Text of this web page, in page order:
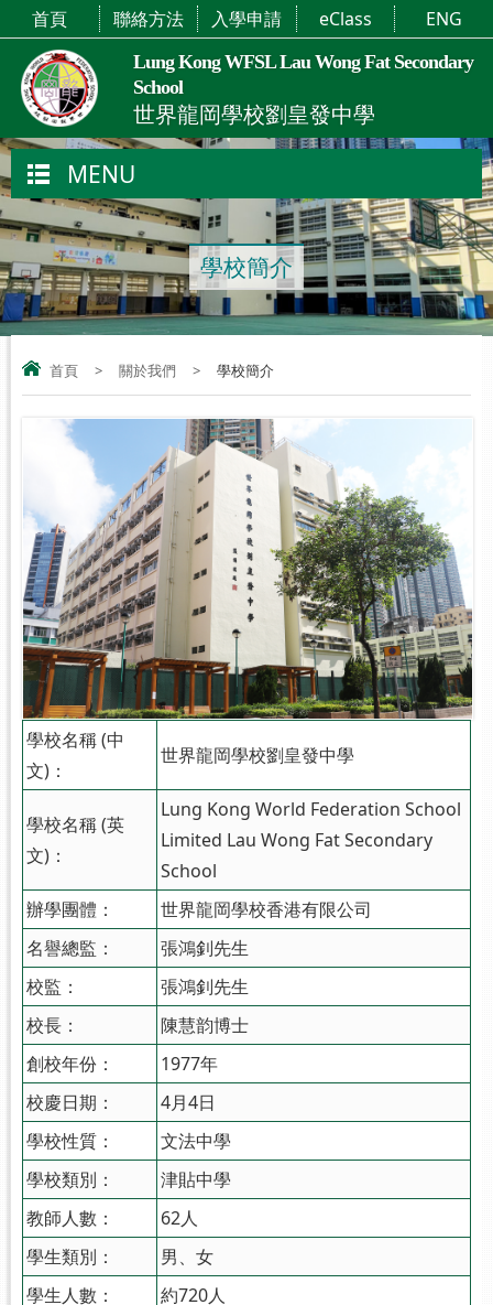
Lung Kong WFSL Lau Wong Fat Secondary
School
世界龍岡學校劉皇發中學
首頁 聯絡方法 入學申請 eClass ENG
MENU
學校簡介
首頁 > 關於我們 > 學校簡介
學校名稱 (中
文)：
世界龍岡學校劉皇發中學
學校名稱 (英
文)：
Lung Kong World Federation School
Limited Lau Wong Fat Secondary
School
辦學團體：
世界龍岡學校香港有限公司
名譽總監：
張鴻釗先生
校監：
張鴻釗先生
校長：
陳慧韵博士
創校年份：
1977年
校慶日期：
4月4日
學校性質：
文法中學
學校類別：
津貼中學
教師人數：
62人
學生類別：
男、女
學生人數：
約720人